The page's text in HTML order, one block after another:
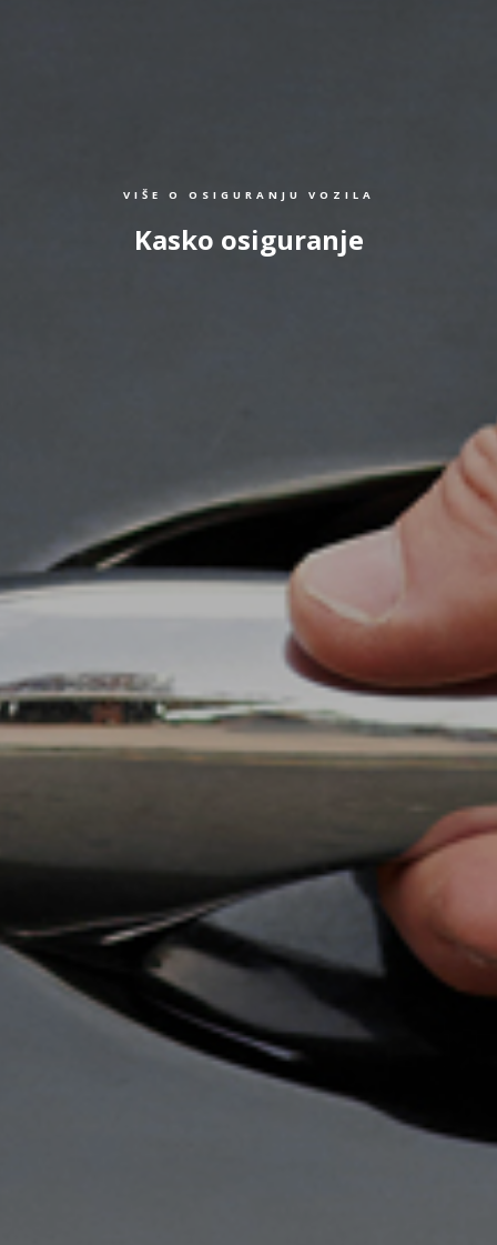
VIŠE O OSIGURANJU VOZILA
Kasko osiguranje